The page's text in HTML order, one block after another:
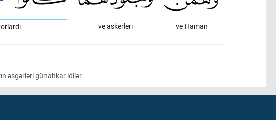
ve Haman
ve askerleri
əsgərləri günahkar idilər.